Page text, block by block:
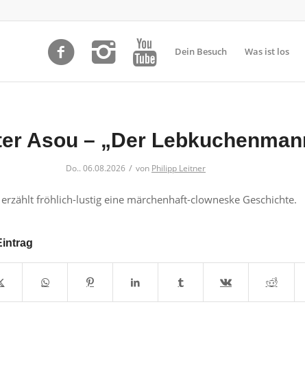
Dein Besuch Was ist los
Asou – „Der
Do.. 06.08.2026 / von Philipp Leitner
fröhlich-lustig eine märchenhaft-clowneske Geschichte.